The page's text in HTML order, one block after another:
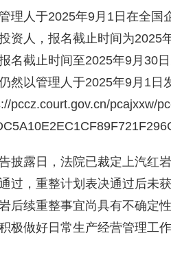
管理人于2025年9月1日在全
资人，报名截止时间为2025
名截止时间至2025年9月30
然以管理人于2025年9月1
pccz.court.gov.cn/pcajxxw/
披露日，法院已裁定上汽红
过，重整计划表决通过后未
后续重整事宜尚具有不确定
极做好日常生产经营管理工作